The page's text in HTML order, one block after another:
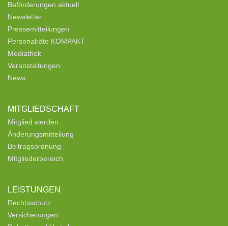
Beförderungen aktuell
Newsletter
Pressemitteilungen
Personalräte KOMPAKT
Mediathek
Veranstaltungen
News
MITGLIEDSCHAFT
Mitglied werden
Änderungsmitteilung
Beitragsordnung
Mitgliederbereich
LEISTUNGEN
Rechtsschutz
Versicherungen